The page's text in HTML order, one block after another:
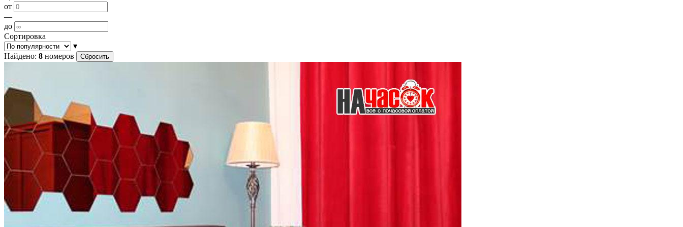
от
—
до
Сортировка
▾
Найдено: 8 номеров Сбросить